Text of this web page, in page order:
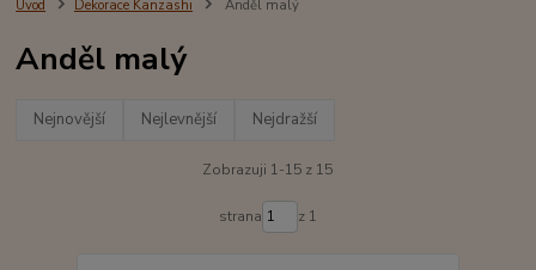
Úvod Dekorace Kanzashi Anděl malý
Anděl malý
Nejnovější Nejlevnější Nejdražší
Zobrazuji 1-15 z 15
strana z 1